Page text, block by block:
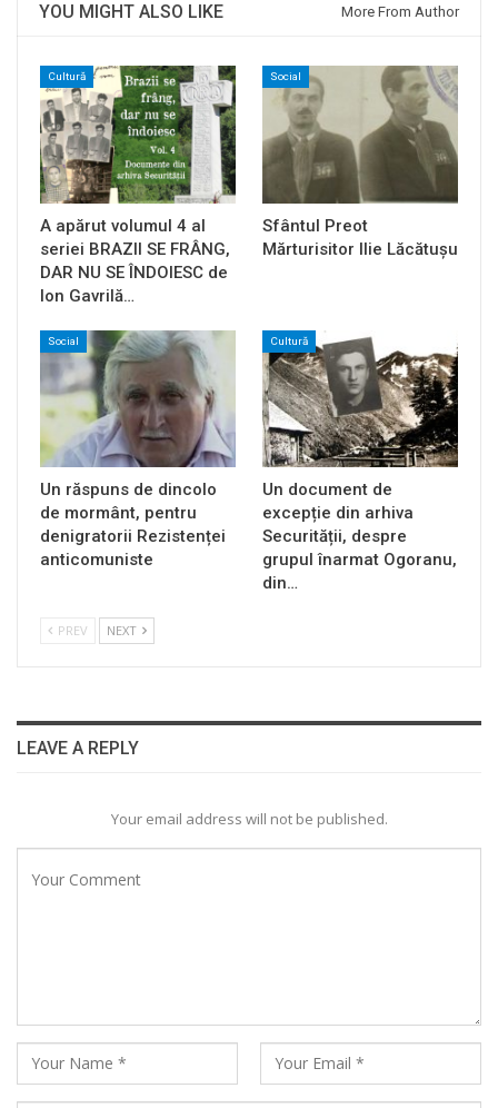
YOU MIGHT ALSO LIKE More From Author
Cultură
A apărut volumul 4 al
seriei BRAZII SE FRÂNG,
DAR NU SE ÎNDOIESC de
Ion Gavrilă…
Social
Sfântul Preot
Mărturisitor Ilie Lăcătușu
Social
Un răspuns de dincolo
de mormânt, pentru
denigratorii Rezistenței
anticomuniste
Cultură
Un document de
excepție din arhiva
Securității, despre
grupul înarmat Ogoranu,
din…
PREV NEXT
LEAVE A REPLY
Your email address will not be published.